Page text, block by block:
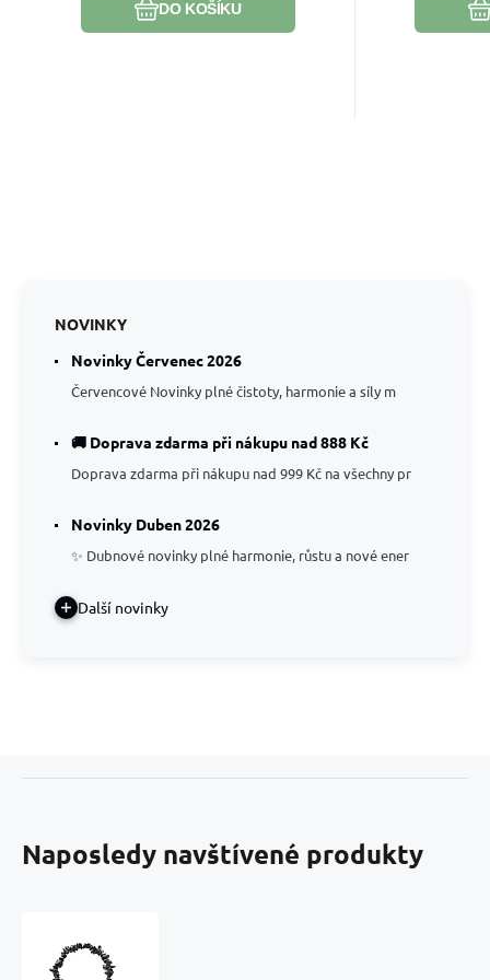
DO KOŠÍKU
NOVINKY
Novinky Červenec 2026
Červencové Novinky plné čistoty, harmonie a síly m
🚚 Doprava zdarma při nákupu nad 888 Kč
Doprava zdarma při nákupu nad 999 Kč na všechny pr
Novinky Duben 2026
✨ Dubnové novinky plné harmonie, růstu a nové ener
Další novinky
Naposledy navštívené produkty